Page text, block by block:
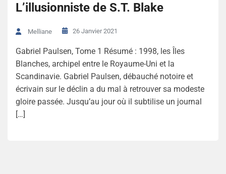
L’illusionniste de S.T. Blake
Melliane 26 Janvier 2021
Gabriel Paulsen, Tome 1 Résumé : 1998, les Îles
Blanches, archipel entre le Royaume-Uni et la
Scandinavie. Gabriel Paulsen, débauché notoire et
écrivain sur le déclin a du mal à retrouver sa modeste
gloire passée. Jusqu’au jour où il subtilise un journal
[…]